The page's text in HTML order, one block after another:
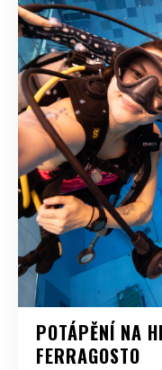
POTÁPĚNÍ NA
FERRAGOSTO